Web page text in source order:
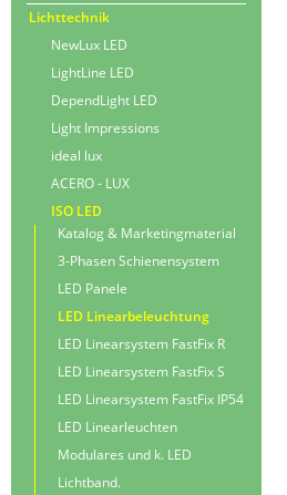
Lichttechnik
NewLux LED
LightLine LED
DependLight LED
Light Impressions
ideal lux
ACERO - LUX
ISO LED
Katalog & Marketingmaterial
3-Phasen Schienensystem
LED Panele
LED Linearbeleuchtung
LED Linearsystem FastFix R
LED Linearsystem FastFix S
LED Linearsystem FastFix IP54
LED Linearleuchten
Modulares und k. LED
Lichtband.